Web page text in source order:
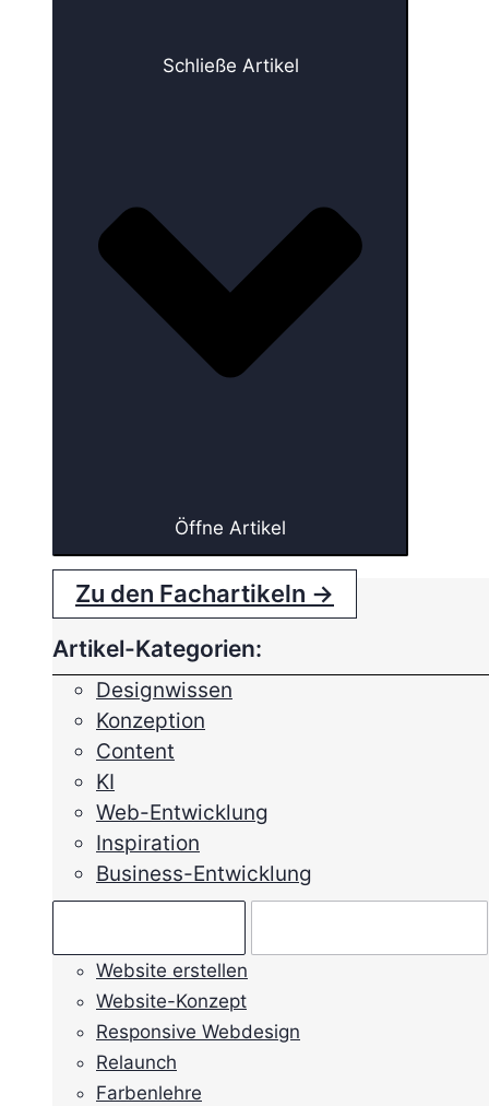
Schließe Artikel
Öffne Artikel
Zu den Fachartikeln →
Artikel-Kategorien:
Designwissen
Konzeption
Content
KI
Web-Entwicklung
Inspiration
Business-Entwicklung
Website erstellen
Website-Konzept
Responsive Webdesign
Relaunch
Farbenlehre